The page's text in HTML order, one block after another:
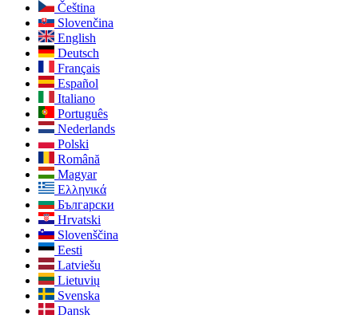
Čeština
Slovenčina
English
Deutsch
Français
Español
Italiano
Português
Nederlands
Polski
Română
Magyar
Ελληνικά
Български
Hrvatski
Slovenščina
Eesti
Latviešu
Lietuvių
Svenska
Dansk